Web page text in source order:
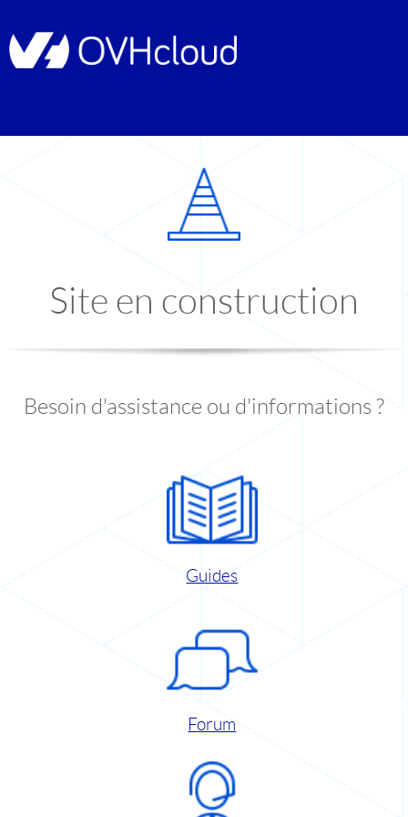
Site en construction
Besoin d'assistance ou d'informations ?
Guides
Forum